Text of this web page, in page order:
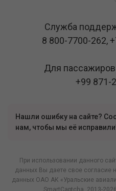
Служба
8 800-7700-262,
Для пассажиров
+99 871-
Нашли ошибку на сайте?
нам, чтобы мы её
При использовании данного
данных Вы даете свое согласие
данных ОАО АК «Уральские
SmartCaptcha , 2013-